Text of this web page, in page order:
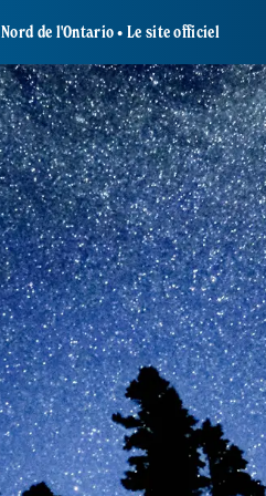
Nord de l'Ontario • Le site officiel